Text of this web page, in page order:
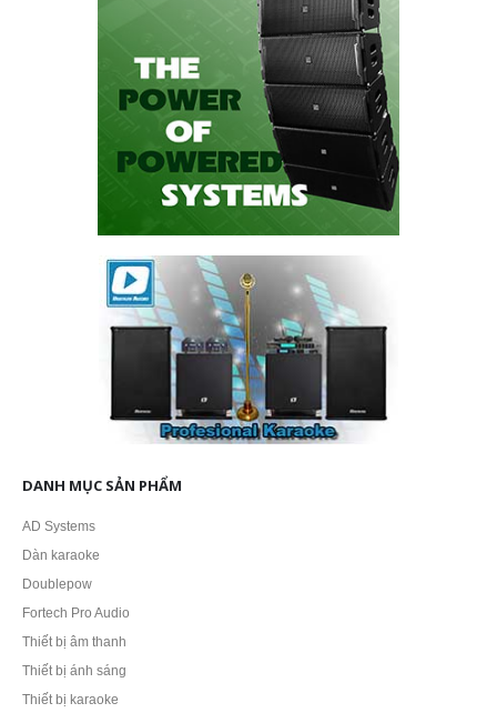
DANH MỤC SẢN PHẨM
AD Systems
Dàn karaoke
Doublepow
Fortech Pro Audio
Thiết bị âm thanh
Thiết bị ánh sáng
Thiết bị karaoke